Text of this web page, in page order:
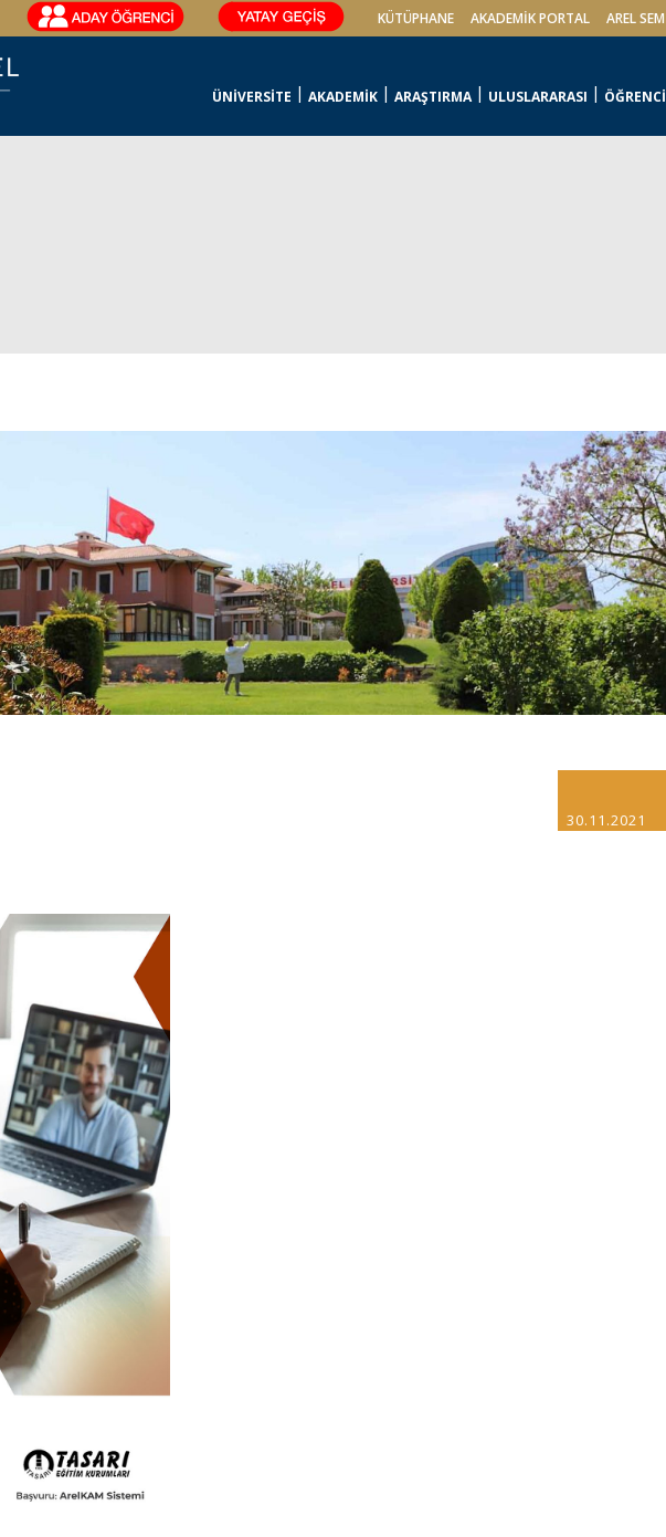
KÜTÜPHANE AKADEMİK PORTAL AREL SEM
ÜNİVERSİTE AKADEMİK ARAŞTIRMA ULUSLARARASI ÖĞRENCİ
30.11.2021